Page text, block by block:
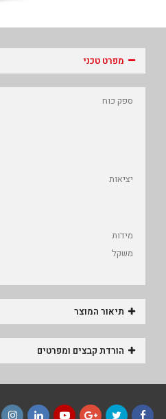
מפרט טכני
ספק כוח
יציאות
מידות
משקל
תיאור המוצר
הורדת קבצים ומפרטים